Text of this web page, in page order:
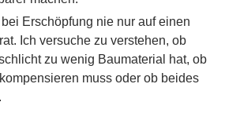
Erschöpfung nie nur auf einen
Ich versuche zu verstehen, ob
zu wenig Baumaterial hat, ob
muss oder ob beides